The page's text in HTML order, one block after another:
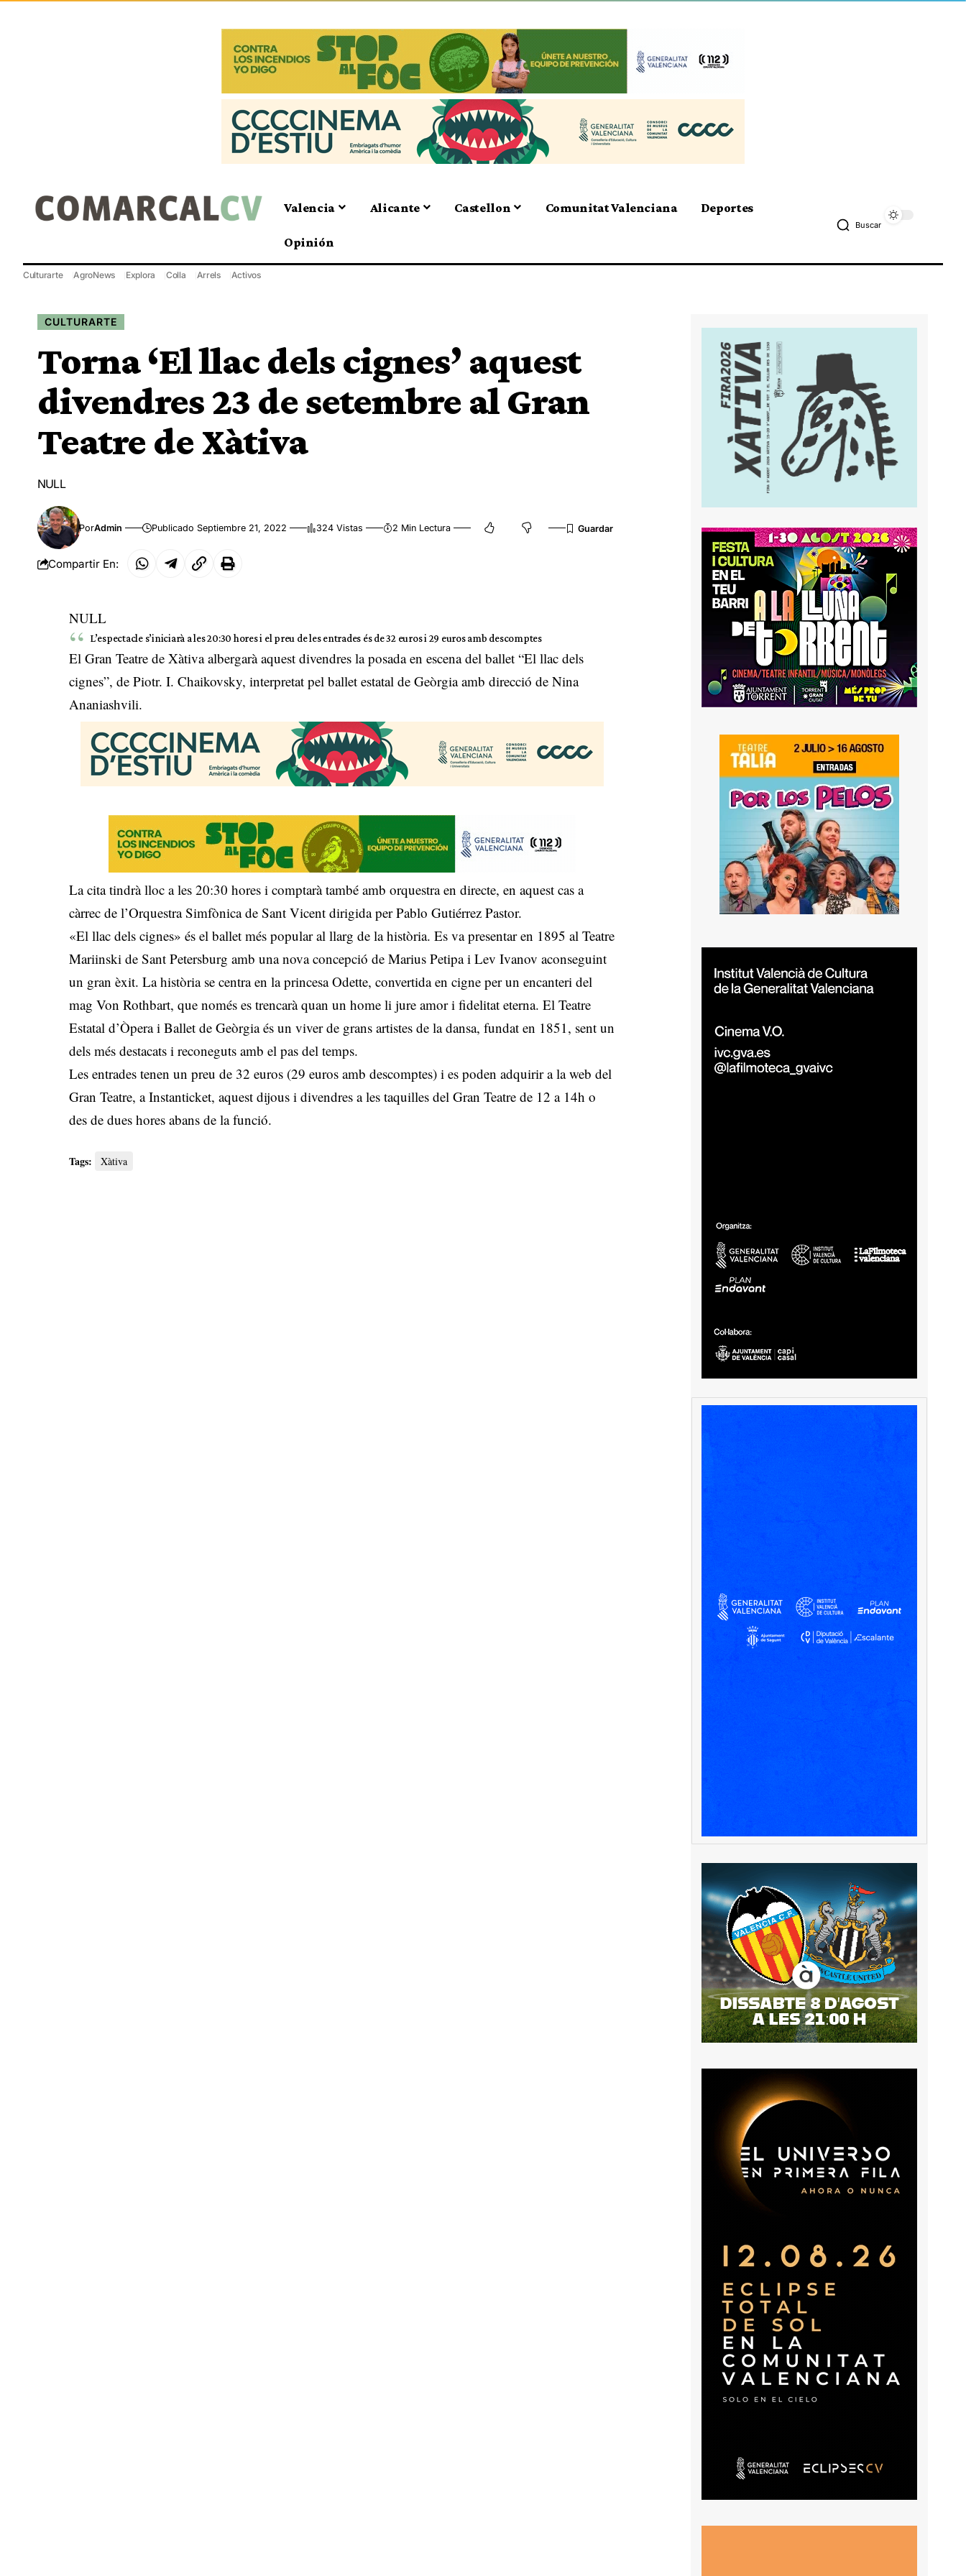
Valencia Alicante Castellon Comunitat Valenciana Deportes
Opinión
Buscar
Culturarte AgroNews Explora Colla Arrels Activos
CULTURARTE
Torna ‘El llac dels cignes’ aquest
divendres 23 de setembre al Gran
Teatre de Xàtiva
NULL
PorAdmin Publicado Septiembre 21, 2022 324 Vistas 2 Min Lectura
Compartir En:
NULL
L’espectacle s’iniciarà a les 20:30 hores i el preu de les entrades és de 32 euros i 29 euros amb descomptes
El Gran Teatre de Xàtiva albergarà aquest divendres la posada en escena del ballet “El llac dels
cignes”, de Piotr. I. Chaikovsky, interpretat pel ballet estatal de Geòrgia amb direcció de Nina
Ananiashvili.
La cita tindrà lloc a les 20:30 hores i comptarà també amb orquestra en directe, en aquest cas a
càrrec de l’Orquestra Simfònica de Sant Vicent dirigida per Pablo Gutiérrez Pastor.
«El llac dels cignes» és el ballet més popular al llarg de la història. Es va presentar en 1895 al Teatre
Mariinski de Sant Petersburg amb una nova concepció de Marius Petipa i Lev Ivanov aconseguint
un gran èxit. La història se centra en la princesa Odette, convertida en cigne per un encanteri del
mag Von Rothbart, que només es trencarà quan un home li jure amor i fidelitat eterna. El Teatre
Estatal d’Òpera i Ballet de Geòrgia és un viver de grans artistes de la dansa, fundat en 1851, sent un
dels més destacats i reconeguts amb el pas del temps.
Les entrades tenen un preu de 32 euros (29 euros amb descomptes) i es poden adquirir a la web del
Gran Teatre, a Instanticket, aquest dijous i divendres a les taquilles del Gran Teatre de 12 a 14h o
des de dues hores abans de la funció.
Tags: Xàtiva